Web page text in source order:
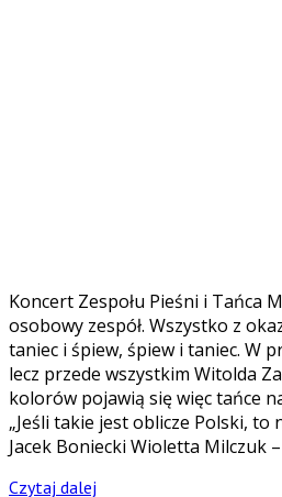
Koncert Zespołu Pieśni i Tańca
osobowy zespół. Wszystko z
taniec i śpiew, śpiew i taniec. W
lecz przede wszystkim Witolda
kolorów pojawią się więc tańce
„Jeśli takie jest oblicze Polski, to
Jacek Boniecki Wioletta Milczuk
Czytaj dalej